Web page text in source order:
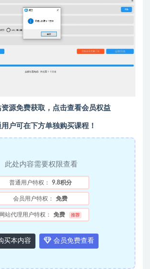
源免费获取，点击查看会员权益
户可在下方单独购买课程！
此处内容需要权限查看
普通用户特权： 9.8积分
会员用户特权： 免费
网站代理用户特权： 免费 推荐
买本内容 会员免费查看